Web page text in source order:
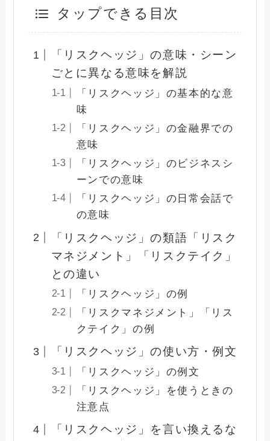
タップできる目次
「リスクヘッジ」の意味・シーン
ごとに異なる意味を解説
「リスクヘッジ」の基本的な意
味
「リスクヘッジ」の金融界での
意味
「リスクヘッジ」のビジネスシ
ーンでの意味
「リスクヘッジ」の日常会話で
の意味
「リスクヘッジ」の類語「リスク
マネジメント」「リスクテイク」
との違い
「リスクヘッジ」の例
「リスクマネジメント」「リス
クテイク」の例
「リスクヘッジ」の使い方・例文
「リスクヘッジ」の例文
「リスクヘッジ」を使うときの
注意点
「リスクヘッジ」を言い換えるな